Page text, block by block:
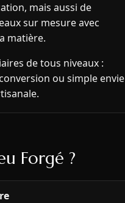
mais aussi de
sur mesure avec
matière.
de tous niveaux :
ou simple envie
Forgé ?